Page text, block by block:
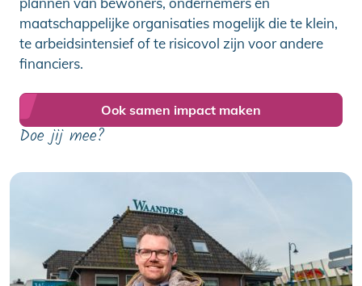
maatschappelijke organisaties mogelijk die te klein,
te arbeidsintensief of te risicovol zijn voor andere
financiers.
Ook samen impact maken
Doe jij mee?